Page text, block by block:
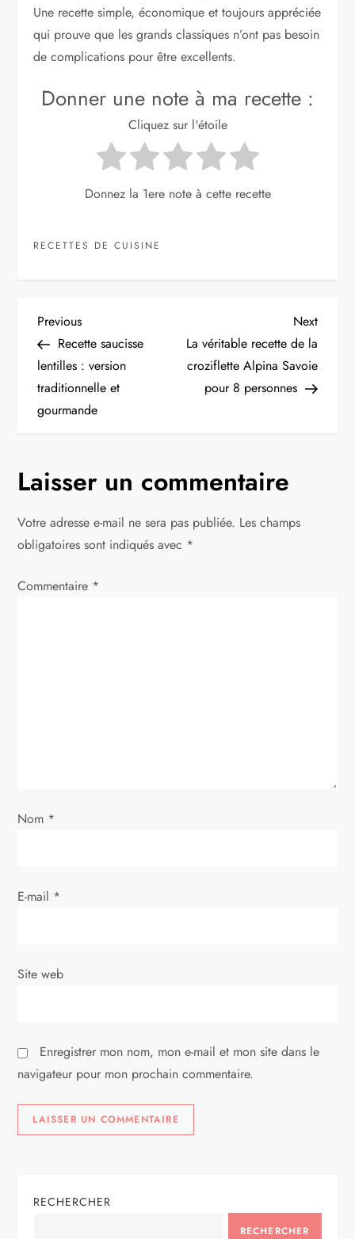
Une recette simple, économique et toujours appréciée
qui prouve que les grands classiques n’ont pas besoin
de complications pour être excellents.
Donner une note à ma recette :
Cliquez sur l'étoile
Donnez la 1ere note à cette recette
RECETTES DE CUISINE
N
a
v
g
a
t
i
’
r
i
l
e
Previous
Post
Previous
Recette saucisse
lentilles : version
traditionnelle et
gourmande
Next
Post
Next
La véritable recette de la
croziflette Alpina Savoie
pour 8 personnes
Laisser un commentaire
Votre adresse e-mail ne sera pas publiée. Les champs
obligatoires sont indiqués avec *
Commentaire *
Nom *
E-mail *
Site web
Enregistrer mon nom, mon e-mail et mon site dans le
navigateur pour mon prochain commentaire.
RECHERCHER
RECHERCHER